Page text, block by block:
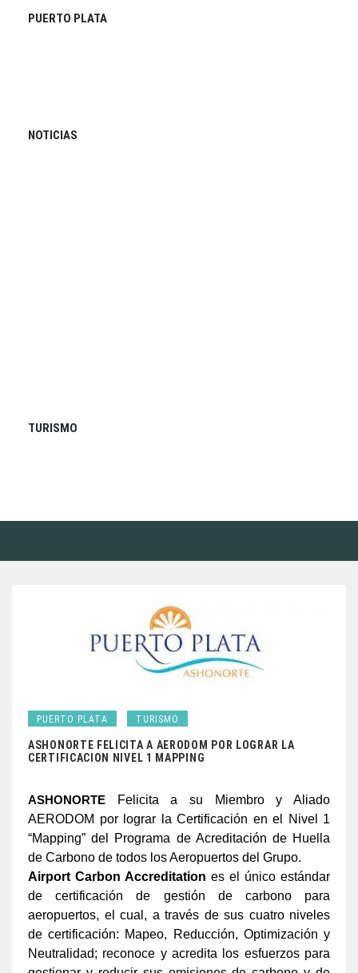
PUERTO PLATA
NOTICIAS
TURISMO
PUERTO PLATA TURISMO
ASHONORTE FELICITA A AERODOM POR LOGRAR LA
CERTIFICACION NIVEL 1 MAPPING
ASHONORTE
Felicita a su Miembro y Aliado
AERODOM por lograr la Certificación en el Nivel 1
“Mapping” del Programa de Acreditación de Huella
de Carbono de todos los Aeropuertos del Grupo.
Airport Carbon Accreditation es el único estándar
de certificación de gestión de carbono para
aeropuertos, el cual, a través de sus cuatro niveles
de certificación: Mapeo, Reducción, Optimización y
Neutralidad; reconoce y acredita los esfuerzos para